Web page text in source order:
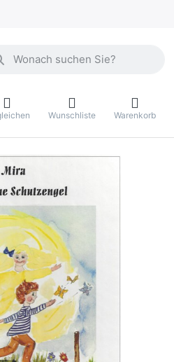
Sie einen Suchbegriff ein.
Wunschliste Warenkorb